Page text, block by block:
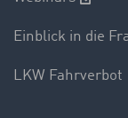
Einblick in die
LKW Fahrverbot